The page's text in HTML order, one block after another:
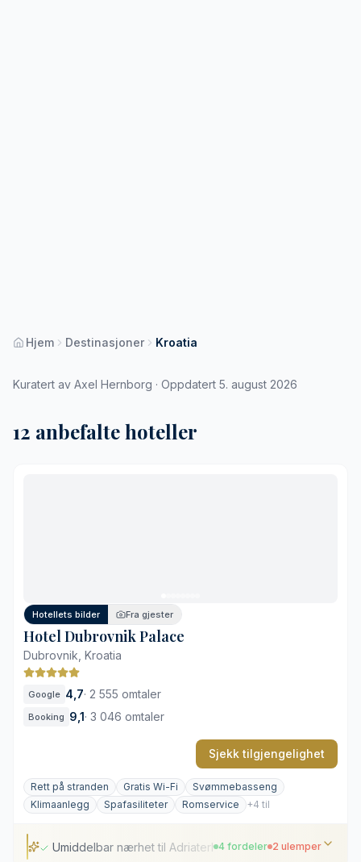
Hjem Destinasjoner Kroatia
Kuratert av Axel Hernborg · Oppdatert 5. august 2026
12 anbefalte hoteller
Hotellets bilder Fra gjester
Hotel Dubrovnik Palace
Dubrovnik, Kroatia
Google 4,7· 2 555 omtaler
Booking 9,1· 3 046 omtaler
Sjekk tilgjengelighet
Rett på stranden Gratis Wi-Fi
Svømmebasseng
Klimaanlegg
Spafasiliteter Romservice +4 til
Umiddelbar nærhet til Adriaterhavet4 fordeler 2 ulemper